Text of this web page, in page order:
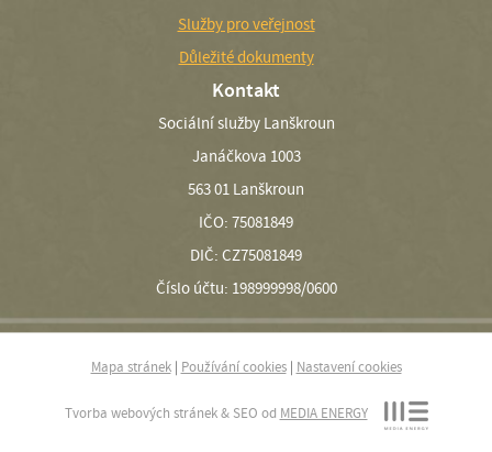
Služby pro veřejnost
Důležité dokumenty
Kontakt
Sociální služby Lanškroun
Janáčkova 1003
563 01 Lanškroun
IČO: 75081849
DIČ: CZ75081849
Číslo účtu: 198999998/0600
Mapa stránek| Používání cookies| Nastavení cookies
Tvorba webových stránek & SEO od MEDIA ENERGY